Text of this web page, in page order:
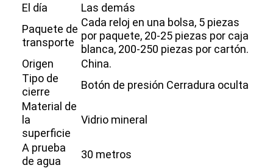
El día
Las demás
Paquete de
transporte
Cada reloj en una bolsa, 5 piezas
por paquete, 20-25 piezas por caja
blanca, 200-250 piezas por cartón.
Origen
China.
Tipo de
cierre
Botón de presión Cerradura oculta
Material de
la
superficie
Vidrio mineral
A prueba
de agua
30 metros